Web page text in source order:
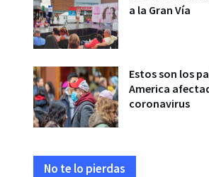
a la Gran Vía
Estos son los
America
coronavirus
No te lo pierdas